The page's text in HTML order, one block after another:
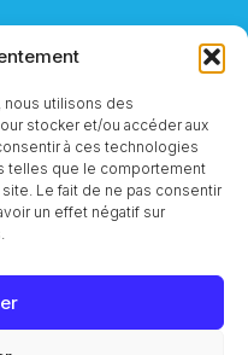
utilisons des
stocker et/ou accéder aux
à ces technologies
telles que le comportement
Le fait de ne pas consentir
un effet négatif sur